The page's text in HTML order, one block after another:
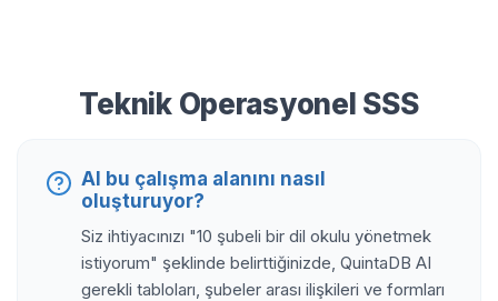
Teknik Operasyonel SSS
AI bu çalışma alanını nasıl
oluşturuyor?
Siz ihtiyacınızı "10 şubeli bir dil okulu yönetmek
istiyorum" şeklinde belirttiğinizde, QuintaDB AI
gerekli tabloları, şubeler arası ilişkileri ve formları